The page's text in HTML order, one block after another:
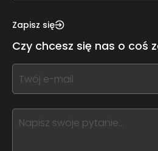
this,
this
form
field
blank
Zapisz się
Czy chcesz się nas o coś
If
you
this,
leave